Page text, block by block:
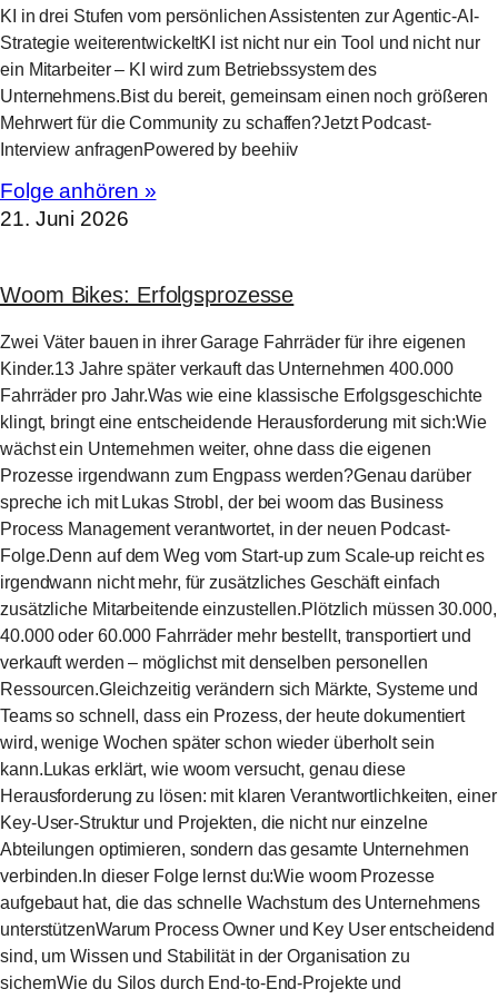
KI in drei Stufen vom persönlichen Assistenten zur Agentic-AI-
Strategie weiterentwickeltKI ist nicht nur ein Tool und nicht nur
ein Mitarbeiter – KI wird zum Betriebssystem des
Unternehmens.Bist du bereit, gemeinsam einen noch größeren
Mehrwert für die Community zu schaffen?Jetzt Podcast-
Interview anfragenPowered by beehiiv
Folge anhören »
21. Juni 2026
Woom Bikes: Erfolgsprozesse
Zwei Väter bauen in ihrer Garage Fahrräder für ihre eigenen
Kinder.13 Jahre später verkauft das Unternehmen 400.000
Fahrräder pro Jahr.Was wie eine klassische Erfolgsgeschichte
klingt, bringt eine entscheidende Herausforderung mit sich:Wie
wächst ein Unternehmen weiter, ohne dass die eigenen
Prozesse irgendwann zum Engpass werden?Genau darüber
spreche ich mit Lukas Strobl, der bei woom das Business
Process Management verantwortet, in der neuen Podcast-
Folge.Denn auf dem Weg vom Start-up zum Scale-up reicht es
irgendwann nicht mehr, für zusätzliches Geschäft einfach
zusätzliche Mitarbeitende einzustellen.Plötzlich müssen 30.000,
40.000 oder 60.000 Fahrräder mehr bestellt, transportiert und
verkauft werden – möglichst mit denselben personellen
Ressourcen.Gleichzeitig verändern sich Märkte, Systeme und
Teams so schnell, dass ein Prozess, der heute dokumentiert
wird, wenige Wochen später schon wieder überholt sein
kann.Lukas erklärt, wie woom versucht, genau diese
Herausforderung zu lösen: mit klaren Verantwortlichkeiten, einer
Key-User-Struktur und Projekten, die nicht nur einzelne
Abteilungen optimieren, sondern das gesamte Unternehmen
verbinden.In dieser Folge lernst du:Wie woom Prozesse
aufgebaut hat, die das schnelle Wachstum des Unternehmens
unterstützenWarum Process Owner und Key User entscheidend
sind, um Wissen und Stabilität in der Organisation zu
sichernWie du Silos durch End-to-End-Projekte und